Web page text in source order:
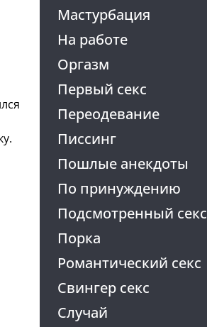
Мастурбация
На работе
Оргазм
Первый секс
Переодевание
Писсинг
Пошлые анекдоты
По принуждению
Подсмотренный секс
Порка
Романтический секс
Свингер секс
Случай